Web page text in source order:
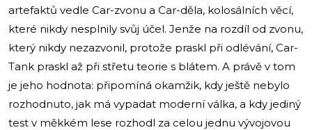
artefaktů vedle Car-zvonu a Car-děla, kolosálních věcí,
které nikdy nesplnily svůj účel. Jenže na rozdíl od zvonu,
který nikdy nezazvonil, protože praskl při odlévání, Car-
Tank praskl až při střetu teorie s blátem. A právě v tom
je jeho hodnota: připomíná okamžik, kdy ještě nebylo
rozhodnuto, jak má vypadat moderní válka, a kdy jediný
test v měkkém lese rozhodl za celou jednu vývojovou